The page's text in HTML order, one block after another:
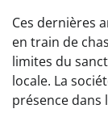
Ces dernières
en train de
limites du
locale. La
présence dans